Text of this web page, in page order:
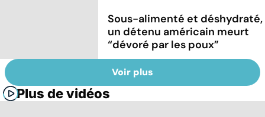
Sous-alimenté et déshydraté,
un détenu américain meurt
“dévoré par les poux”
Voir plus
Plus de vidéos